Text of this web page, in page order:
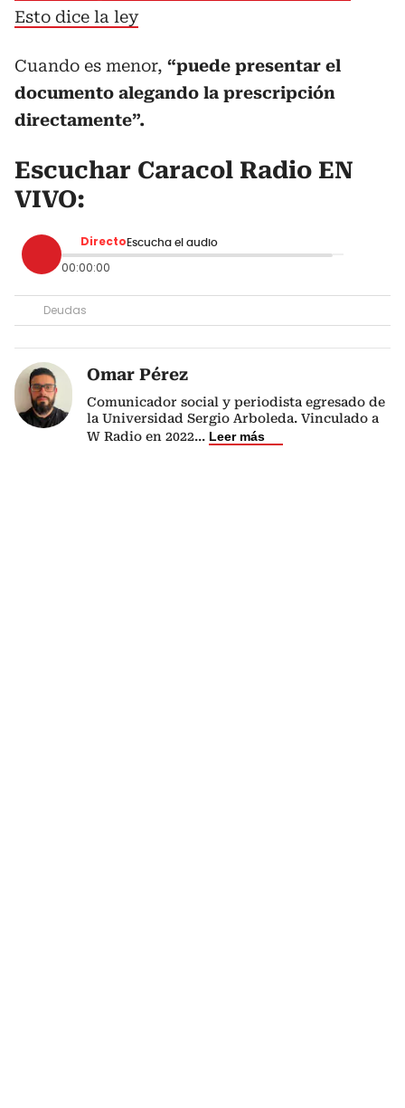
Esto dice la ley
Cuando es menor, “puede presentar el
documento alegando la prescripción
directamente”.
Escuchar Caracol Radio EN
VIVO:
Directo Escucha el audio
00:00:00
Deudas
Omar Pérez
Comunicador social y periodista egresado de
la Universidad Sergio Arboleda. Vinculado a
W Radio en 2022... Leer más